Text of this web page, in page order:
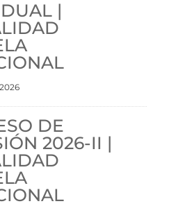
|
DE
2026-II |